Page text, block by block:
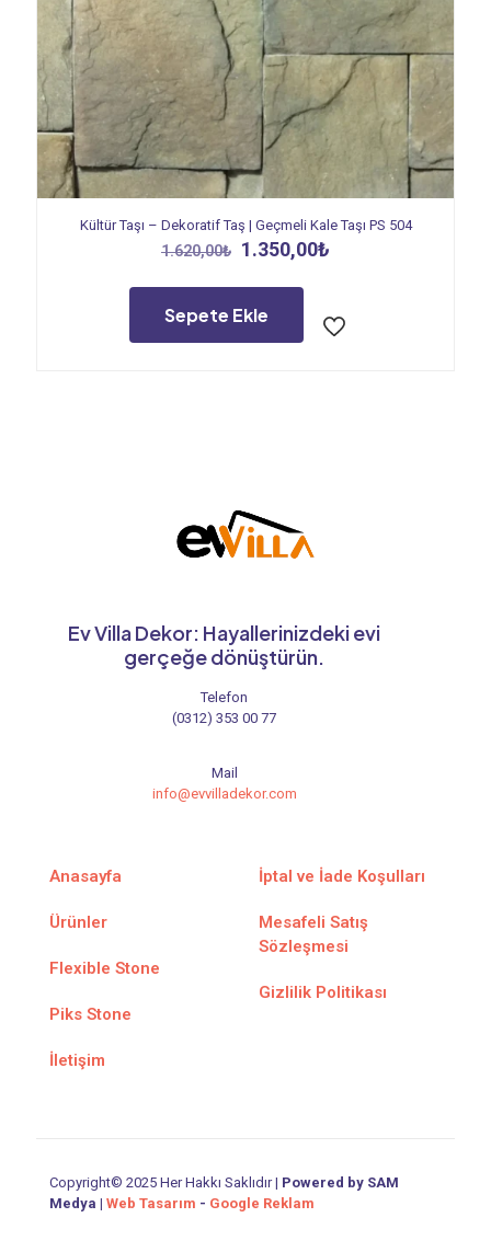
Kültür Taşı – Dekoratif Taş | Geçmeli Kale Taşı PS 504
1.620,00₺ Orijinal
1.620,00₺.
1.350,00₺
Sepete Ekle
Ev Villa Dekor: Hayallerinizdeki evi
gerçeğe dönüştürün.
Telefon
(0312) 353 00 77
Mail
info@evvilladekor.com
Anasayfa
Ürünler
Flexible Stone
Piks Stone
İletişim
İptal ve İade Koşulları
Mesafeli Satış
Sözleşmesi
Gizlilik Politikası
Copyright© 2025 Her Hakkı Saklıdır | Powered by SAM
Medya | Web Tasarım - Google Reklam